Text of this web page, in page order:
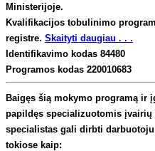
Ministerijoje.
Kvalifikacijos tobulinimo
registre. Skaityti daugiau . . .
Identifikavimo kodas 84480
Programos kodas 220010683
Baigęs šią mokymo programą ir
papildęs specializuotomis
specialistas gali dirbti
tokiose kaip: